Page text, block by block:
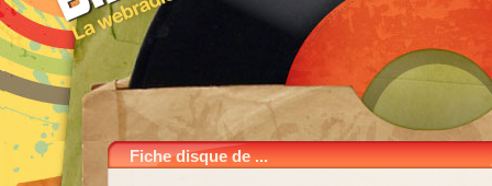
Fiche disque de ...